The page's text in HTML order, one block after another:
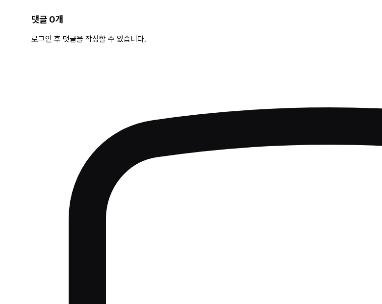
댓글 0개
로그인 후 댓글을 작성할 수 있습니다.